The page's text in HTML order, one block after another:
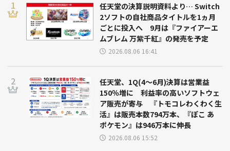
任天堂の決算説明資料より… Switch
2ソフトの自社商品タイトルを1ヵ月
ごとに投入へ 9月は『ファイアーエ
ムブレム 万紫千紅』の発売を予定
2026.08.06 16:41
任天堂、1Q(4～6月)決算は営業益
150％増に 利益率の高いソフトウェ
ア販売が寄与 『トモコレわくわく生
活』は販売本数794万本、『ぽこ あ
ポケモン』は946万本に伸長
2026.08.06 15:52